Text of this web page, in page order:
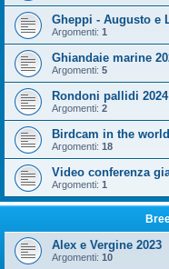
Gheppi - Augusto e
Argomenti: 1
Ghiandaie marine
Argomenti: 5
Rondoni pallidi 2024
Argomenti: 2
Birdcam in the
Argomenti: 18
Video conferenza
Argomenti: 1
Alex e Vergine 2023
Argomenti: 10